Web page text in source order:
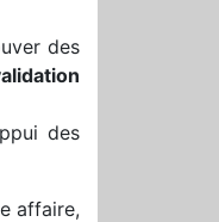
des
des
affaire,